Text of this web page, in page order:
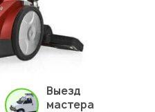
Выезд
мастера